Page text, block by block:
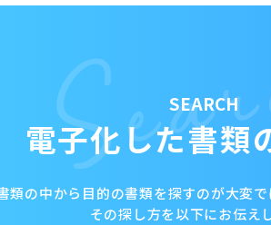
SEARCH
電子化した書類
類の中から目的の書類を探すのが大変で
その探し方を以下にお伝え